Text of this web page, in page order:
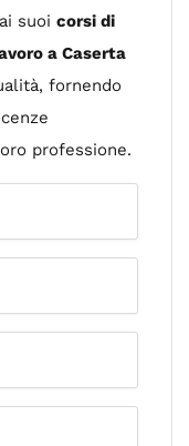
suoi corsi di
a Caserta
fornendo
professione.